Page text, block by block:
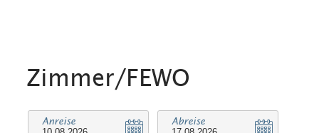
Induktionskochfeld, Mikrowelle,
Toaster, Eierkocher, Wasserkocher,
Kaffeemaschine usw.
Zimmer/FEWO
Anreise Abreise